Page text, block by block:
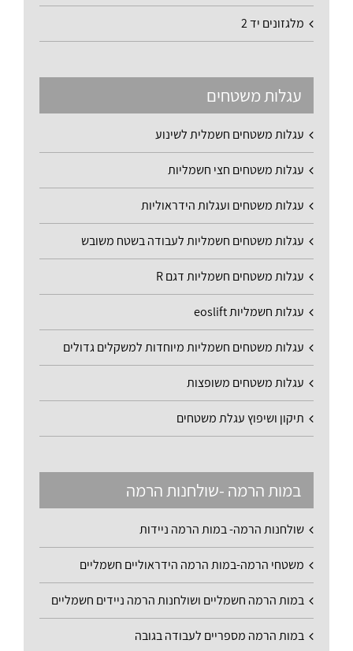
מלגזונים יד 2
עגלות משטחים
עגלות משטחים חשמלית לשינוע
עגלות משטחים חצי חשמליות
עגלות משטחים ועגלות הידראוליות
עגלות משטחים חשמליות לעבודה בשטח משובש
עגלות משטחים חשמליות דגם R
עגלות חשמליות eoslift
עגלות משטחים חשמליות מיוחדות למשקלים גדולים
עגלות משטחים משופצות
תיקון ושיפוץ עגלת משטחים
במות הרמה -שולחנות הרמה
שולחנות הרמה- במות הרמה ניידות
משטחי הרמה-במות הרמה הידראוליים חשמליים
במות הרמה חשמליים ושולחנות הרמה ניידים חשמליים
במות הרמה מספריים לעבודה בגובה